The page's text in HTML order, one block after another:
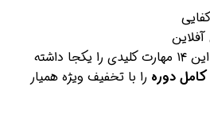
تمامی این ۱۴ مهارت کلیدی را یکجا داشته
دوره را با تخفیف ویژه همیار